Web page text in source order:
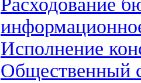
Расходование
Исполнение
Общественный